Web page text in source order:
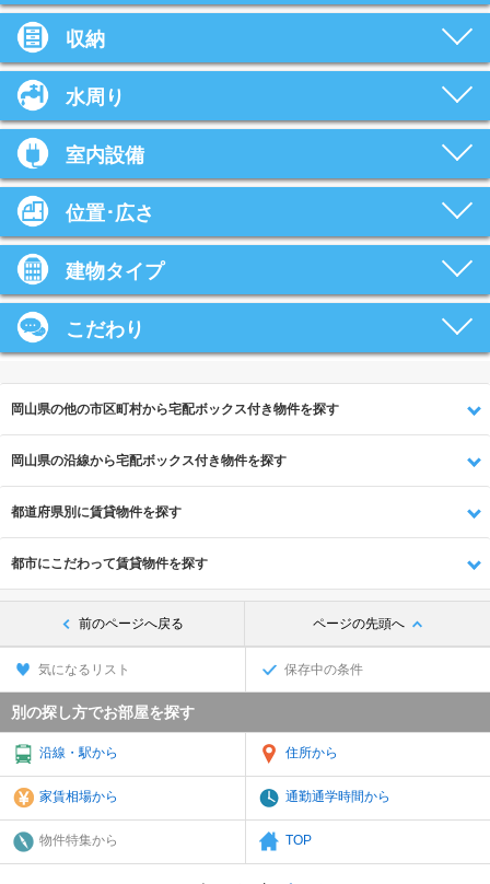
収納
水周り
室内設備
位置･広さ
建物タイプ
こだわり
岡山県の他の市区町村から宅配ボックス付き物件を探す
岡山県の沿線から宅配ボックス付き物件を探す
都道府県別に賃貸物件を探す
都市にこだわって賃貸物件を探す
前のページへ戻る ページの先頭へ
気になるリスト 保存中の条件
別の探し方でお部屋を探す
沿線・駅から 住所から
家賃相場から 通勤通学時間から
物件特集から TOP